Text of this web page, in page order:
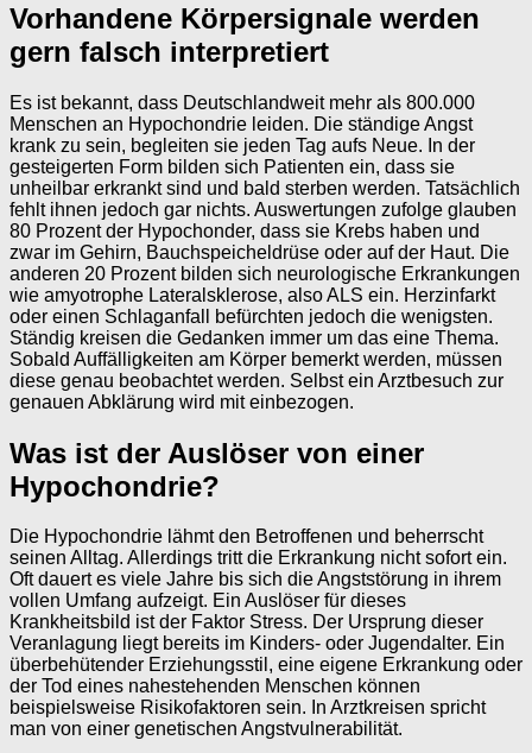
Vorhandene Körpersignale werden
gern falsch interpretiert
Es ist bekannt, dass Deutschlandweit mehr als 800.000
Menschen an Hypochondrie leiden. Die ständige Angst
krank zu sein, begleiten sie jeden Tag aufs Neue. In der
gesteigerten Form bilden sich Patienten ein, dass sie
unheilbar erkrankt sind und bald sterben werden. Tatsächlich
fehlt ihnen jedoch gar nichts. Auswertungen zufolge glauben
80 Prozent der Hypochonder, dass sie Krebs haben und
zwar im Gehirn, Bauchspeicheldrüse oder auf der Haut. Die
anderen 20 Prozent bilden sich neurologische Erkrankungen
wie amyotrophe Lateralsklerose, also ALS ein. Herzinfarkt
oder einen Schlaganfall befürchten jedoch die wenigsten.
Ständig kreisen die Gedanken immer um das eine Thema.
Sobald Auffälligkeiten am Körper bemerkt werden, müssen
diese genau beobachtet werden. Selbst ein Arztbesuch zur
genauen Abklärung wird mit einbezogen.
Was ist der Auslöser von einer
Hypochondrie?
Die Hypochondrie lähmt den Betroffenen und beherrscht
seinen Alltag. Allerdings tritt die Erkrankung nicht sofort ein.
Oft dauert es viele Jahre bis sich die Angststörung in ihrem
vollen Umfang aufzeigt. Ein Auslöser für dieses
Krankheitsbild ist der Faktor Stress. Der Ursprung dieser
Veranlagung liegt bereits im Kinders- oder Jugendalter. Ein
überbehütender Erziehungsstil, eine eigene Erkrankung oder
der Tod eines nahestehenden Menschen können
beispielsweise Risikofaktoren sein. In Arztkreisen spricht
man von einer genetischen Angstvulnerabilität.